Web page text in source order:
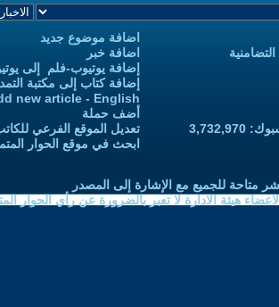
اضافة موضوع جديد
اضافة خبر
إضافة يوتيوب-فلم إلى
إضافة كتاب إلى مكتبة
new article - English
أضف حملة
تعديل الموقع الفرعي
ابحث في موقع الحوار
متاحة للجميع مع الإشارة إلى المصدر
هيئة الادارة لا تعبر بالضرورة عن رأي الحوار